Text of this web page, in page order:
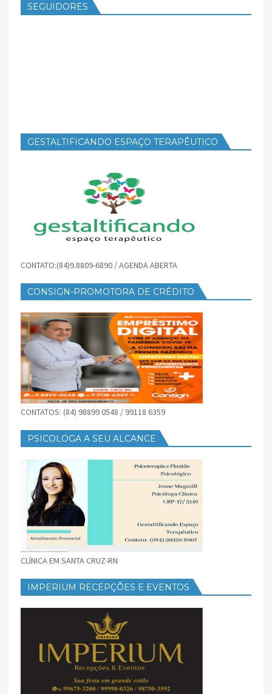
SEGUIDORES
GESTALTIFICANDO ESPAÇO TERAPÊUTICO
CONTATO:(84)9.8809-6890 / AGENDA ABERTA
CONSIGN-PROMOTORA DE CRÉDITO
CONTATOS: (84) 98899 0548 / 99118 6359
PSICOLOGA A SEU ALCANCE
CLÍNICA EM SANTA CRUZ-RN
IMPERIUM RECEPÇÕES E EVENTOS